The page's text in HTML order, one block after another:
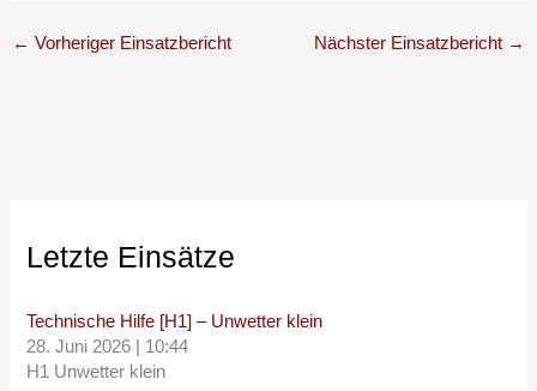
Letzte Einsätze
Technische Hilfe [H1] – Unwetter klein
28. Juni 2026
10:44
H1 Unwetter klein
← Vorheriger Einsatzbericht Nächster Einsatzbericht →